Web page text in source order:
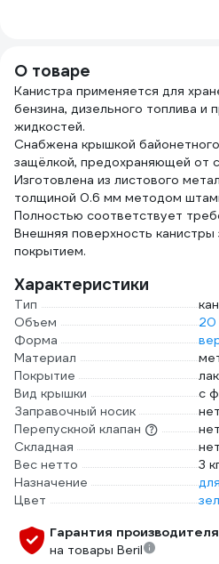
О товаре
Канистра применяется для
бензина, дизельного топлива и
жидкостей.
Снабжена крышкой
защёлкой, предохраняющей от
Изготовлена из листового
толщиной 0.6 мм методом
Полностью соответствует
Внешняя поверхность
покрытием.
Характеристики
Тип
Объем
20
Форма
Материал
Покрытие
Вид крышки
с
Заправочный носик
нет
Перепускной клапан
нет
Складная
нет
Вес нетто
3
Назначение
Цвет
Гарантия производителя
на товары Beril